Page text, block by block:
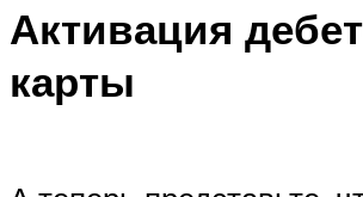
Активация
карты